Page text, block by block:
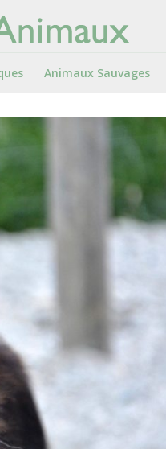
Animaux Sauvages